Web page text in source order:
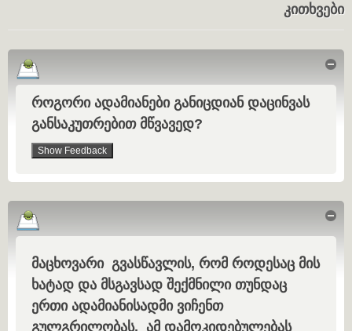
კითხვები
როგორი ადამიანები განიცდიან დაცინვას
განსაკუთრებით მწვავედ?
მაცხოვარი გვასწავლის, რომ როდესაც მის
ხატად და მსგავსად შექმნილი თუნდაც
ერთი ადამიანისადმი ვიჩენთ
გულგრილობას, ამ დამოკიდებულებას